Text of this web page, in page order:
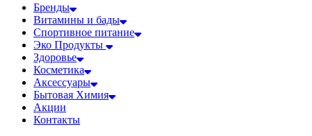
Бренды
Витамины и бады
Спортивное питание
Эко Продукты
Здоровье
Косметика
Аксессуары
Бытовая Химия
Акции
Контакты